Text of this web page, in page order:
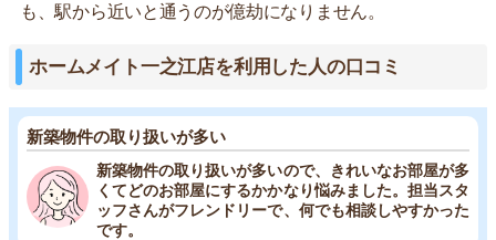
も、駅から近いと通うのが億劫になりません。
ホームメイト一之江店を利用した人の口コミ
新築物件の取り扱いが多い
新築物件の取り扱いが多いので、きれいなお部屋が多
くてどのお部屋にするかかなり悩みました。担当スタ
ッフさんがフレンドリーで、何でも相談しやすかった
です。